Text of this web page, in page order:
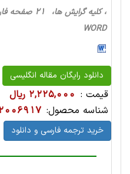
WORD
دانلود رایگان مقاله انگلیسی
قیمت : 2,225,000 ریال
شناسه محصول:
خرید ترجمه فارسی و دانلود